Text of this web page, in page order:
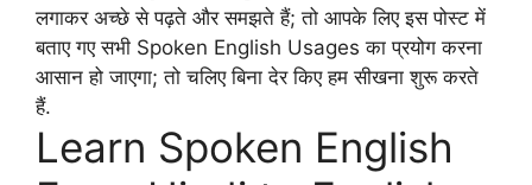
लगाकर अच्छे से पढ़ते और समझते हैं; तो आपके लिए इस पोस्ट में
बताए गए सभी Spoken English Usages का प्रयोग करना
आसान हो जाएगा; तो चलिए बिना देर किए हम सीखना शुरू करते
हैं.
Learn Spoken English